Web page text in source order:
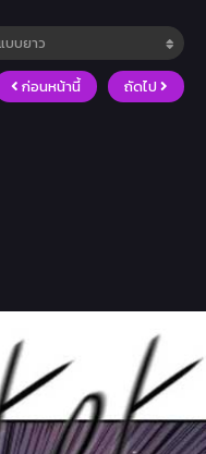
ก่อนหน้านี้ ถัดไป